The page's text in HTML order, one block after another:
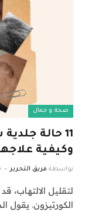
صحة و جمال
11 حالة
وكيفية
بواسطة فريق التحرير
لتقليل الالتهاب،
الكورتيزون. يقول